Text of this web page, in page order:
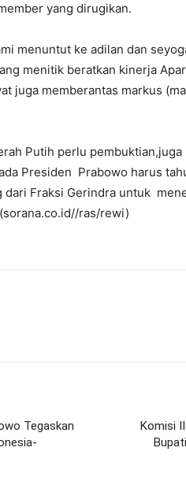
yang dirugikan.
menuntut ke adilan dan
menitik beratkan kinerja
juga memberantas markus
Putih perlu
Presiden Prabowo harus
dari Fraksi Gerindra untuk
ras/rewi)
Tegaskan
Komisi